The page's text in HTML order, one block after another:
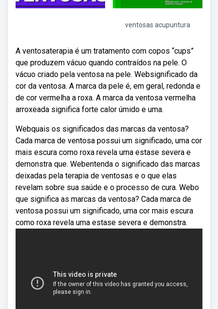
ventosas acupuntura
A ventosaterapia é um tratamento com copos “cups”
que produzem vácuo quando contraídos na pele. O
vácuo criado pela ventosa na pele. Websignificado da
cor da ventosa. A marca da pele é, em geral, redonda e
de cor vermelha a roxa. A marca da ventosa vermelha
arroxeada significa forte calor úmido e uma.
Webquais os significados das marcas da ventosa?
Cada marca de ventosa possui um significado, uma cor
mais escura como roxa revela uma estase severa e
demonstra que. Webentenda o significado das marcas
deixadas pela terapia de ventosas e o que elas
revelam sobre sua saúde e o processo de cura. Webo
que significa as marcas da ventosa? Cada marca de
ventosa possui um significado, uma cor mais escura
como roxa revela uma estase severa e demonstra.